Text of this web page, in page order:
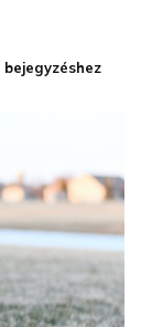
Ivartalanítás
bejegyzéshez